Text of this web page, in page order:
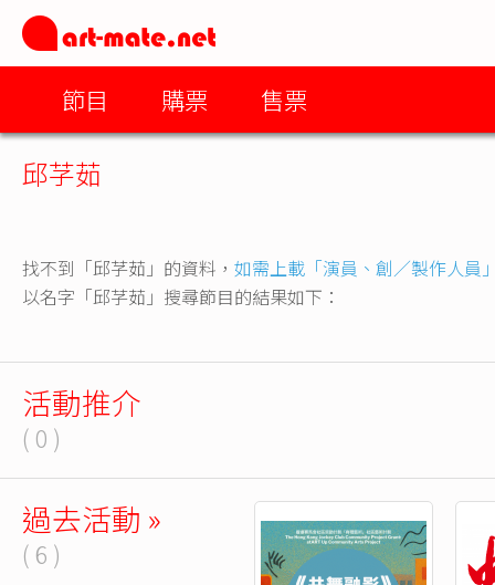
節目 購票 售票
邱芓茹
找不到「邱芓茹」的資料， 如需上載「演員、創／製作人員
以名字「邱芓茹」搜尋節目的結果如下：
活動推介
( 0 )
過去活動 »
( 6 )